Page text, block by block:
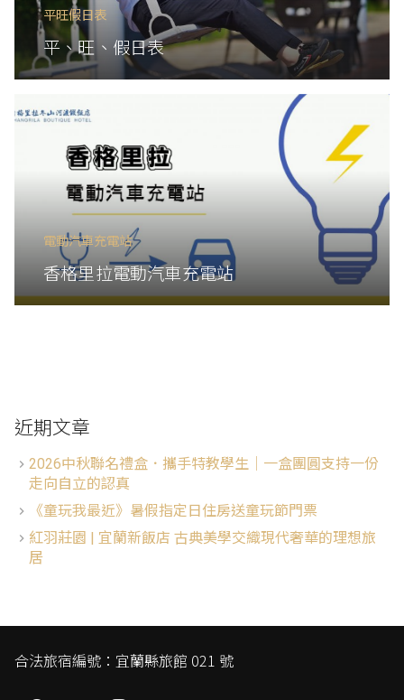
平旺假日表
平、旺、假日表
電動汽車充電站
香格里拉電動汽車充電站
近期文章
2026中秋聯名禮盒．攜手特教學生│一盒團圓支持一份
走向自立的認真
《童玩我最近》暑假指定日住房送童玩節門票
紅羽莊園 | 宜蘭新飯店 古典美學交織現代奢華的理想旅
居
合法旅宿編號：宜蘭縣旅館 021 號